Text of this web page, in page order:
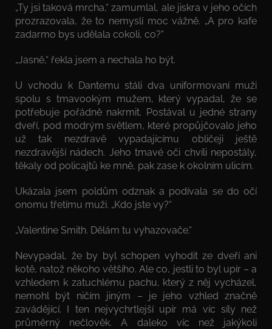
„Ty jsi taková mrcha,“ zamumlal, ale jiskra v jeho očích
prozrazovala, že to nemyslí moc vážně. „A pro kafe
zadarmo bys udělala cokoli, co?“
„Jasně,“ řekla jsem a nechala ho být.
U vchodu k Dantemu stáli dva uniformovaní muži
spolu s tmavookým mužem, který vypadal, že se
potřebuje pořádně nakrmit. Postával u jedné strany
dveří, pod modrým světlem, které propůjčovalo jeho
už tak nezdravě vypadajícímu obličeji ještě
nezdravější nádech. Jeho tmavé oči chvíli nepostály,
těkaly od policajtů ke mně, pak zase k okolním ulicím.
Ukázala jsem poldům odznak a podívala se do očí
onomu třetímu muži. „Kdo jste vy?“
„Valentine Smith. Dělám tu vyhazovače.“
Nevypadal, že by byl schopen vyhodit ze dveří ani
kotě, natož někoho většího. Ale co, jestli to byl upír – a
vzhledem k zatuchlému pachu, který z něj vycházel,
nemohl být ničím jiným – je jeho vzhled značně
zavádějící. I ten nejvychrtlejší upír má víc síly než
průměrný nečlověk. A daleko víc než jakýkoli